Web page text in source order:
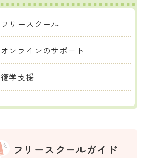
フリースクール
オンラインのサポート
復学支援
フリースクールガイド